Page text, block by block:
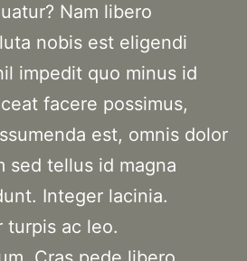
Nam libero
nobis est eligendi
impedit quo minus id
facere possimus,
est, omnis dolor
sed tellus id magna
Integer lacinia.
turpis ac leo.